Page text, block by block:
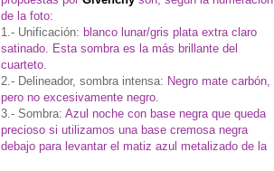
de la foto:
1.- Unificación: blanco lunar/gris plata extra claro
satinado. Esta sombra es la más brillante del
cuarteto.
2.- Delineador, sombra intensa: Negro mate carbón,
pero no excesivamente negro.
3.- Sombra: Azul noche con base negra que queda
precioso si utilizamos una base cremosa negra
debajo para levantar el matiz azul metalizado de la